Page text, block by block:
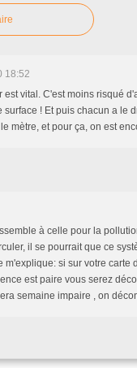
18:52
vital. C'est moins risqué
! Et puis chacun a le
mètre, et pour ça, on est
à celle pour la
il se pourrait que ce
m'explique: si sur votre carte
est paire vous serez
semaine impaire , on